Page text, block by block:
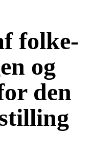
folke-
og
den